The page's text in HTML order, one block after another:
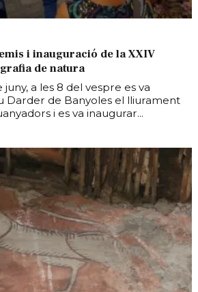
i inauguració de la XXIV
de natura
juny, a les 8 del vespre es va
Darder de Banyoles el lliurament
i es va inaugurar...